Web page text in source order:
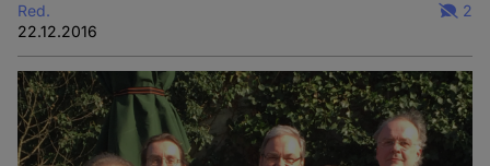
Red.
22.12.2016
2